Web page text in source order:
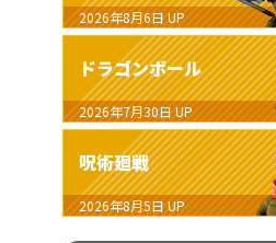
2026年8月6日 UP
ドラゴンボール
2026年7月30日 UP
呪術廻戦
2026年8月5日 UP